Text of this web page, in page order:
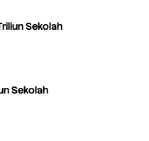
Sekolah
Sekolah